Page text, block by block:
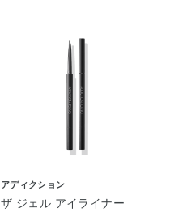
アディクション
ザ ジェル アイライナー